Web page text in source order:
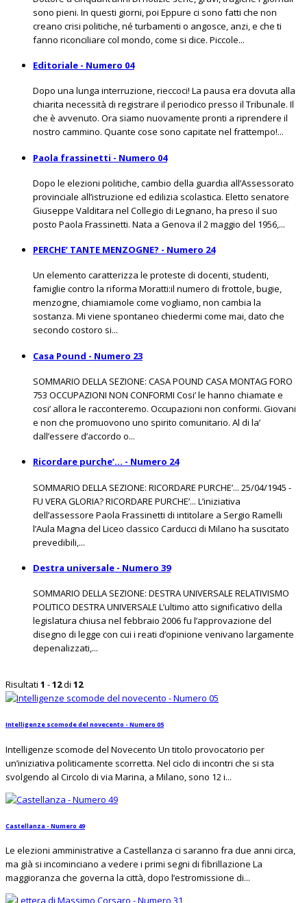
sono pieni. In questi giorni, poi Eppure ci sono fatti che non
creano crisi politiche, né turbamenti o angosce, anzi, e che ti
fanno riconciliare col mondo, come si dice. Piccole...
Editoriale - Numero 04
Dopo una lunga interruzione, rieccoci! La pausa era dovuta alla
chiarita necessità di registrare il periodico presso il Tribunale. Il
che è avvenuto. Ora siamo nuovamente pronti a riprendere il
nostro cammino. Quante cose sono capitate nel frattempo!...
Paola frassinetti - Numero 04
Dopo le elezioni politiche, cambio della guardia all’Assessorato
provinciale all’istruzione ed edilizia scolastica. Eletto senatore
Giuseppe Valditara nel Collegio di Legnano, ha preso il suo
posto Paola Frassinetti. Nata a Genova il 2 maggio del 1956,...
PERCHE’ TANTE MENZOGNE? - Numero 24
Un elemento caratterizza le proteste di docenti, studenti,
famiglie contro la riforma Moratti:il numero di frottole, bugie,
menzogne, chiamiamole come vogliamo, non cambia la
sostanza. Mi viene spontaneo chiedermi come mai, dato che
secondo costoro si...
Casa Pound - Numero 23
SOMMARIO DELLA SEZIONE: CASA POUND CASA MONTAG FORO
753 OCCUPAZIONI NON CONFORMI Cosi’ le hanno chiamate e
cosi’ allora le racconteremo. Occupazioni non conformi. Giovani
e non che promuovono uno spirito comunitario. Al di la’
dall’essere d’accordo o...
Ricordare purche’... - Numero 24
SOMMARIO DELLA SEZIONE: RICORDARE PURCHE’... 25/04/1945 -
FU VERA GLORIA? RICORDARE PURCHE’... L’iniziativa
dell’assessore Paola Frassinetti di intitolare a Sergio Ramelli
l’Aula Magna del Liceo classico Carducci di Milano ha suscitato
prevedibili,...
Destra universale - Numero 39
SOMMARIO DELLA SEZIONE: DESTRA UNIVERSALE RELATIVISMO
POLITICO DESTRA UNIVERSALE L’ultimo atto significativo della
legislatura chiusa nel febbraio 2006 fu l’approvazione del
disegno di legge con cui i reati d’opinione venivano largamente
depenalizzati,...
Risultati 1 -12di 12
Intelligenze scomode del novecento - Numero 05
Intelligenze scomode del Novecento Un titolo provocatorio per
un’iniziativa politicamente scorretta. Nel ciclo di incontri che si sta
svolgendo al Circolo di via Marina, a Milano, sono 12 i...
Castellanza - Numero 49
Le elezioni amministrative a Castellanza ci saranno fra due anni circa,
ma già si incominciano a vedere i primi segni di fibrillazione La
maggioranza che governa la città, dopo l’estromissione di...